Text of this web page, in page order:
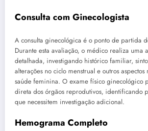
Consulta com Ginecologista
A consulta ginecológica é o ponto de partida
Durante esta avaliação, o médico realiza uma
detalhada, investigando histórico familiar,
alterações no ciclo menstrual e outros aspectos
saúde feminina. O exame físico ginecológico
direta dos órgãos reprodutivos, identificando
que necessitem investigação adicional.
Hemograma Completo